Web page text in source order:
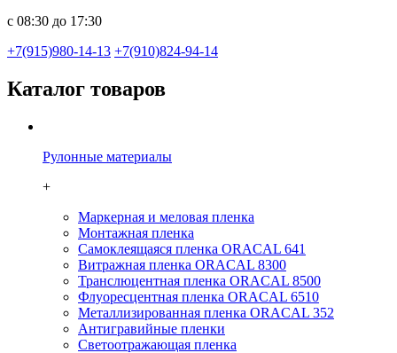
с 08:30 до 17:30
+7(915)980-14-13 +7(910)824-94-14
Каталог товаров
Рулонные материалы
+
Маркерная и меловая пленка
Монтажная пленка
Самоклеящаяся пленка ORACAL 641
Витражная пленка ORACAL 8300
Транслюцентная пленка ORACAL 8500
Флуоресцентная пленка ORACAL 6510
Металлизированная пленка ORACAL 352
Антигравийные пленки
Светоотражающая пленка